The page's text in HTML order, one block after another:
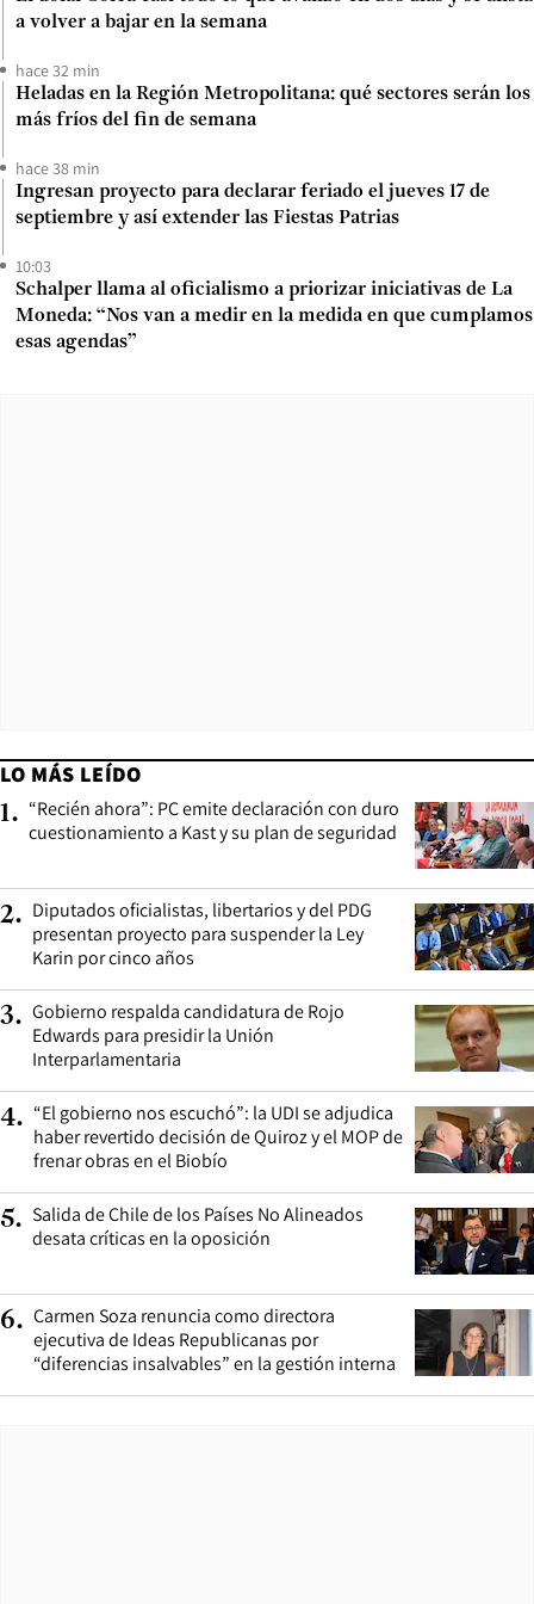
a volver a bajar en la semana
hace 32 min
Heladas en la Región Metropolitana: qué sectores serán los
más fríos del fin de semana
hace 38 min
Ingresan proyecto para declarar feriado el jueves 17 de
septiembre y así extender las Fiestas Patrias
10:03
Schalper llama al oficialismo a priorizar iniciativas de La
Moneda: “Nos van a medir en la medida en que cumplamos
esas agendas”
LO MÁS LEÍDO
1. “Recién ahora”: PC emite declaración con duro
cuestionamiento a Kast y su plan de seguridad
2. Diputados oficialistas, libertarios y del PDG
presentan proyecto para suspender la Ley
Karin por cinco años
3. Gobierno respalda candidatura de Rojo
Edwards para presidir la Unión
Interparlamentaria
4. “El gobierno nos escuchó”: la UDI se adjudica
haber revertido decisión de Quiroz y el MOP de
frenar obras en el Biobío
5. Salida de Chile de los Países No Alineados
desata críticas en la oposición
6. Carmen Soza renuncia como directora
ejecutiva de Ideas Republicanas por
“diferencias insalvables” en la gestión interna